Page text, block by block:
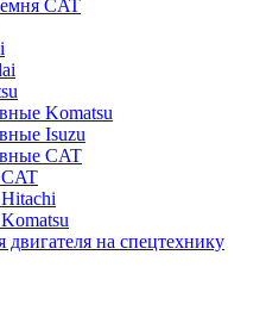
CAT
Komatsu
Isuzu
CAT
на спецтехнику